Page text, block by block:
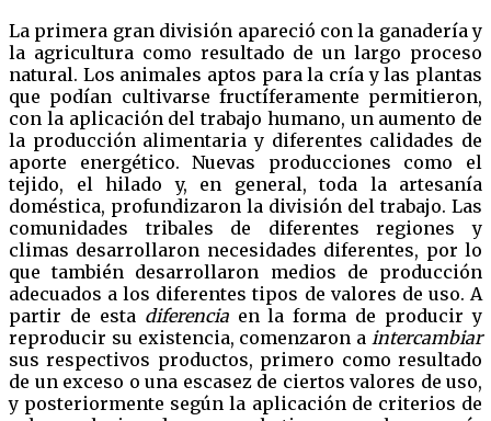
La primera gran división apareció con la ganadería y
la agricultura como resultado de un largo proceso
natural. Los animales aptos para la cría y las plantas
que podían cultivarse fructíferamente permitieron,
con la aplicación del trabajo humano, un aumento de
la producción alimentaria y diferentes calidades de
aporte energético. Nuevas producciones como el
tejido, el hilado y, en general, toda la artesanía
doméstica, profundizaron la división del trabajo. Las
comunidades tribales de diferentes regiones y
climas desarrollaron necesidades diferentes, por lo
que también desarrollaron medios de producción
adecuados a los diferentes tipos de valores de uso. A
partir de esta diferenciaen la forma de producir y
reproducir su existencia, comenzaron a intercambiar
sus respectivos productos, primero como resultado
de un exceso o una escasez de ciertos valores de uso,
y posteriormente según la aplicación de criterios de